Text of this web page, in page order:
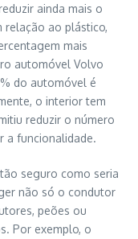
ainda mais o
relação ao plástico,
mais
automóvel Volvo
do automóvel é
o interior tem
reduzir o número
a funcionalidade.
seguro como seria
não só o condutor
peões ou
Por exemplo, o